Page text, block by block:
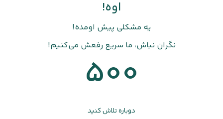
اوه!
یه مشکلی پیش اومده!
نگران نباش، ما سریع رفعش می‌کنیم!
500
دوباره تلاش کنید